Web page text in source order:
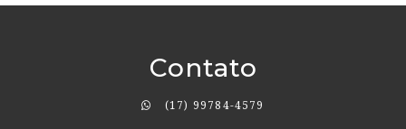
Contato
(17) 99784-4579